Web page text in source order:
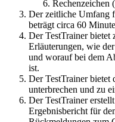
Rechenzeichen
Der zeitliche Umfang
beträgt circa 60
Der TestTrainer bietet
Erläuterungen, wie
und worauf bei dem
ist.
Der TestTrainer bietet
unterbrechen und zu
Der TestTrainer
Ergebnisbericht für